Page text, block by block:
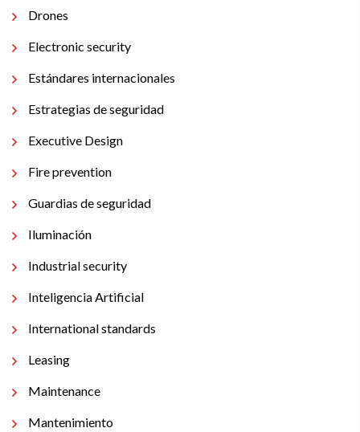
Drones
Electronic security
Estándares internacionales
Estrategias de seguridad
Executive Design
Fire prevention
Guardias de seguridad
Iluminación
Industrial security
Inteligencia Artificial
International standards
Leasing
Maintenance
Mantenimiento